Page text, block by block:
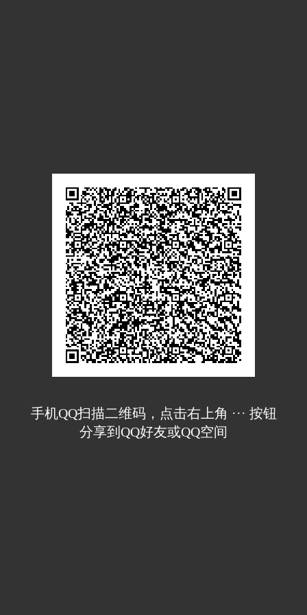
手机QQ扫描二维码，点击右上角 ··· 按钮
分享到QQ好友或QQ空间